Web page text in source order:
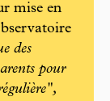
mise en
des
pour